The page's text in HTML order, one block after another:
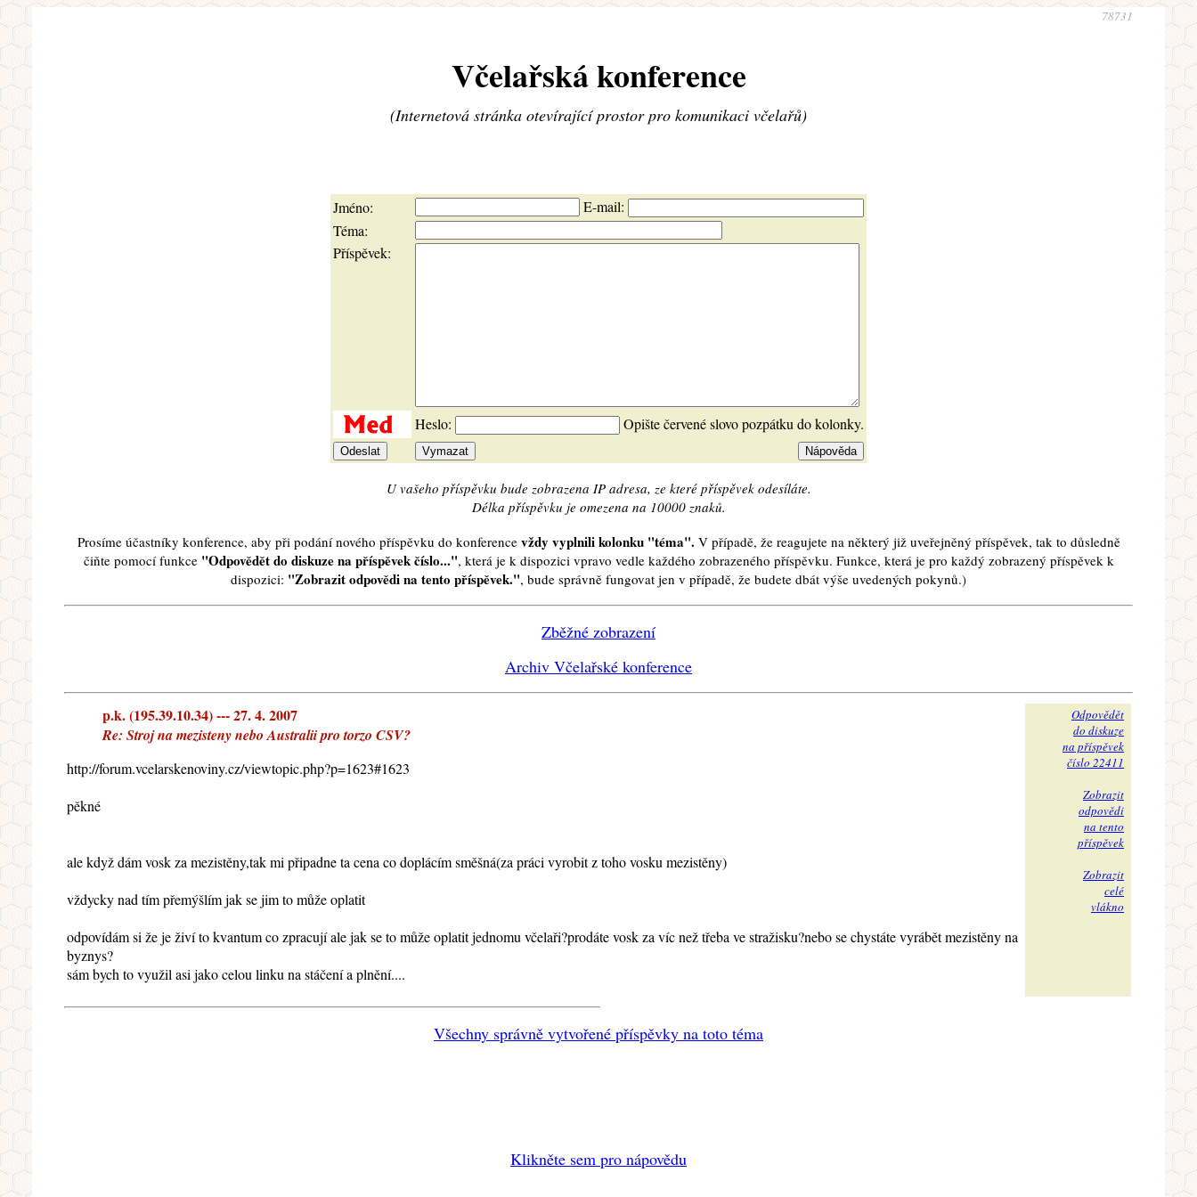
78731
Včelařská konference
(Internetová stránka otevírající prostor pro komunikaci včelařů)
Jméno:
E-mail:
Téma:
Příspěvek:
Heslo: Opište červené slovo pozpátku do kolonky.
U vašeho příspěvku bude zobrazena IP adresa, ze které příspěvek odesíláte.
Délka příspěvku je omezena na 10000 znaků.
Prosíme účastníky konference, aby při podání nového příspěvku do konference vždy vyplnili kolonku "téma". V případě, že reagujete na některý již uveřejněný příspěvek, tak to důsledně
čiňte pomocí funkce "Odpovědět do diskuze na příspěvek číslo...", která je k dispozici vpravo vedle každého zobrazeného příspěvku. Funkce, která je pro každý zobrazený příspěvek k
dispozici: "Zobrazit odpovědi na tento příspěvek.", bude správně fungovat jen v případě, že budete dbát výše uvedených pokynů.)
Zběžné zobrazení
Archiv Včelařské konference
p.k. (195.39.10.34) --- 27. 4. 2007
Re: Stroj na mezisteny nebo Australii pro torzo CSV?
http://forum.vcelarskenoviny.cz/viewtopic.php?p=1623#1623
pěkné
ale když dám vosk za mezistěny,tak mi připadne ta cena co doplácím směšná(za práci vyrobit z toho vosku mezistěny)
vždycky nad tím přemýšlím jak se jim to může oplatit
odpovídám si že je živí to kvantum co zpracují ale jak se to může oplatit jednomu včelaři?prodáte vosk za víc než třeba ve stražisku?nebo se chystáte vyrábět mezistěny na
byznys?
sám bych to využil asi jako celou linku na stáčení a plnění....
Odpovědět
do diskuze
na příspěvek
číslo 22411
Zobrazit
odpovědi
na tento
příspěvek
Zobrazit
celé
vlákno
Všechny správně vytvořené příspěvky na toto téma
Klikněte sem pro nápovědu